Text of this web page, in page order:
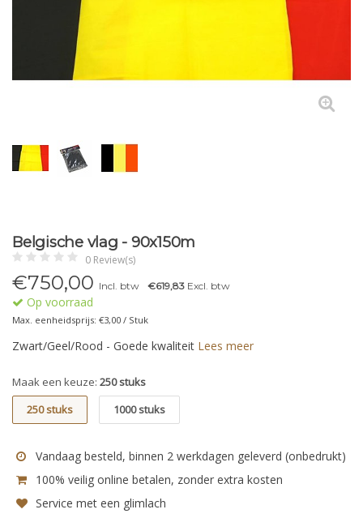
Belgische vlag - 90x150m
0 Review(s)
€750,00 Incl. btw €619,83 Excl. btw
Op voorraad
Max. eenheidsprijs: €3,00 / Stuk
Zwart/Geel/Rood - Goede kwaliteit Lees meer
Maak een keuze: 250 stuks
250 stuks
1000 stuks
Vandaag besteld, binnen 2 werkdagen geleverd (onbedrukt)
100% veilig online betalen, zonder extra kosten
Service met een glimlach